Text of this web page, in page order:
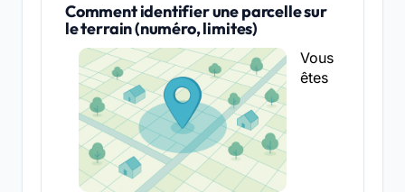
Comment identifier une parcelle sur
le terrain (numéro, limites)
Vous
êtes